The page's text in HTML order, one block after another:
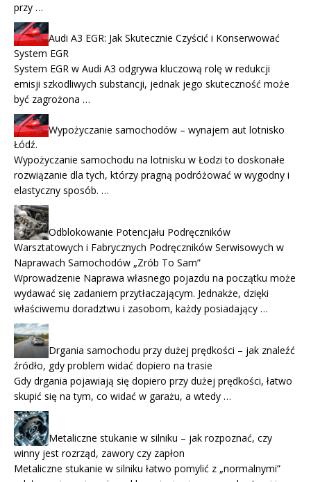
przy …
Audi A3 EGR: Jak Skutecznie Czyścić i Konserwować
System EGR
System EGR w Audi A3 odgrywa kluczową rolę w redukcji
emisji szkodliwych substancji, jednak jego skuteczność może
być zagrożona …
Wypożyczanie samochodów – wynajem aut lotnisko
Łódź.
Wypożyczanie samochodu na lotnisku w Łodzi to doskonałe
rozwiązanie dla tych, którzy pragną podróżować w wygodny i
elastyczny sposób. …
Odblokowanie Potencjału Podręczników
Warsztatowych i Fabrycznych Podręczników Serwisowych w
Naprawach Samochodów „Zrób To Sam”
Wprowadzenie Naprawa własnego pojazdu na początku może
wydawać się zadaniem przytłaczającym. Jednakże, dzięki
właściwemu doradztwu i zasobom, każdy posiadający …
Drgania samochodu przy dużej prędkości – jak znaleźć
źródło, gdy problem widać dopiero na trasie
Gdy drgania pojawiają się dopiero przy dużej prędkości, łatwo
skupić się na tym, co widać w garażu, a wtedy …
Metaliczne stukanie w silniku – jak rozpoznać, czy
winny jest rozrząd, zawory czy zapłon
Metaliczne stukanie w silniku łatwo pomylić z „normalnymi”